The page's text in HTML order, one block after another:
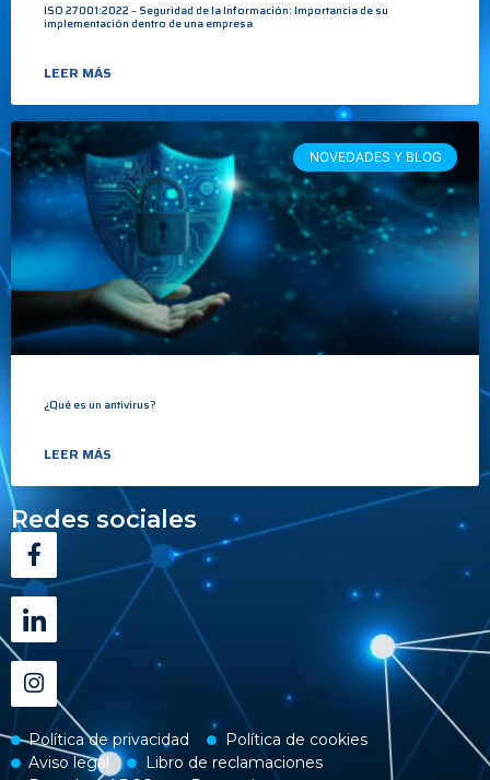
ISO 27001:2022 – Seguridad de la Información: Importancia de su
implementación dentro de una empresa
LEER MÁS
NOVEDADES Y BLOG
¿Qué es un antivirus?
LEER MÁS
Redes sociales
Política de privacidad
Política de cookies
Aviso legal
Libro de reclamaciones